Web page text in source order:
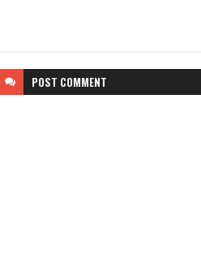
POST COMMENT